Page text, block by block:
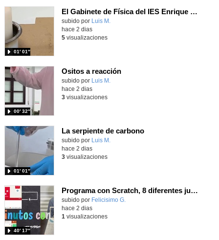
El Gabinete de Física del IES Enrique Tierno Galván de Parla (Curso 25-26)
Contenido educativo.
subido por Luis M.
01′ 01″
hace 2 dias
5visualizaciones
Ositos a reacción
Contenido educativo.
subido por Luis M.
00′ 32″
hace 2 dias
3visualizaciones
La serpiente de carbono
Contenido educativo.
subido por Luis M.
01′ 01″
hace 2 dias
3visualizaciones
Programa con Scratch, 8 diferentes juegos para vivir la emoción de los partidos de España en el mundial 2026
Contenido educativo.
subido por Felicisimo G.
40′ 17″
hace 2 dias
1 visualizaciones